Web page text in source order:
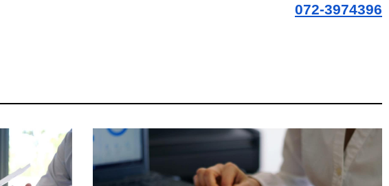
072-3974396